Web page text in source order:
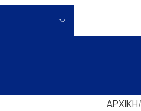
ΑΡΧΙΚΗ